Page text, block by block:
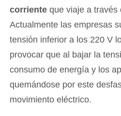
corriente que viaje a través
Actualmente las empresas
tensión inferior a los 220 V
provocar que al bajar la
consumo de energía y los
quemándose por este
movimiento eléctrico.